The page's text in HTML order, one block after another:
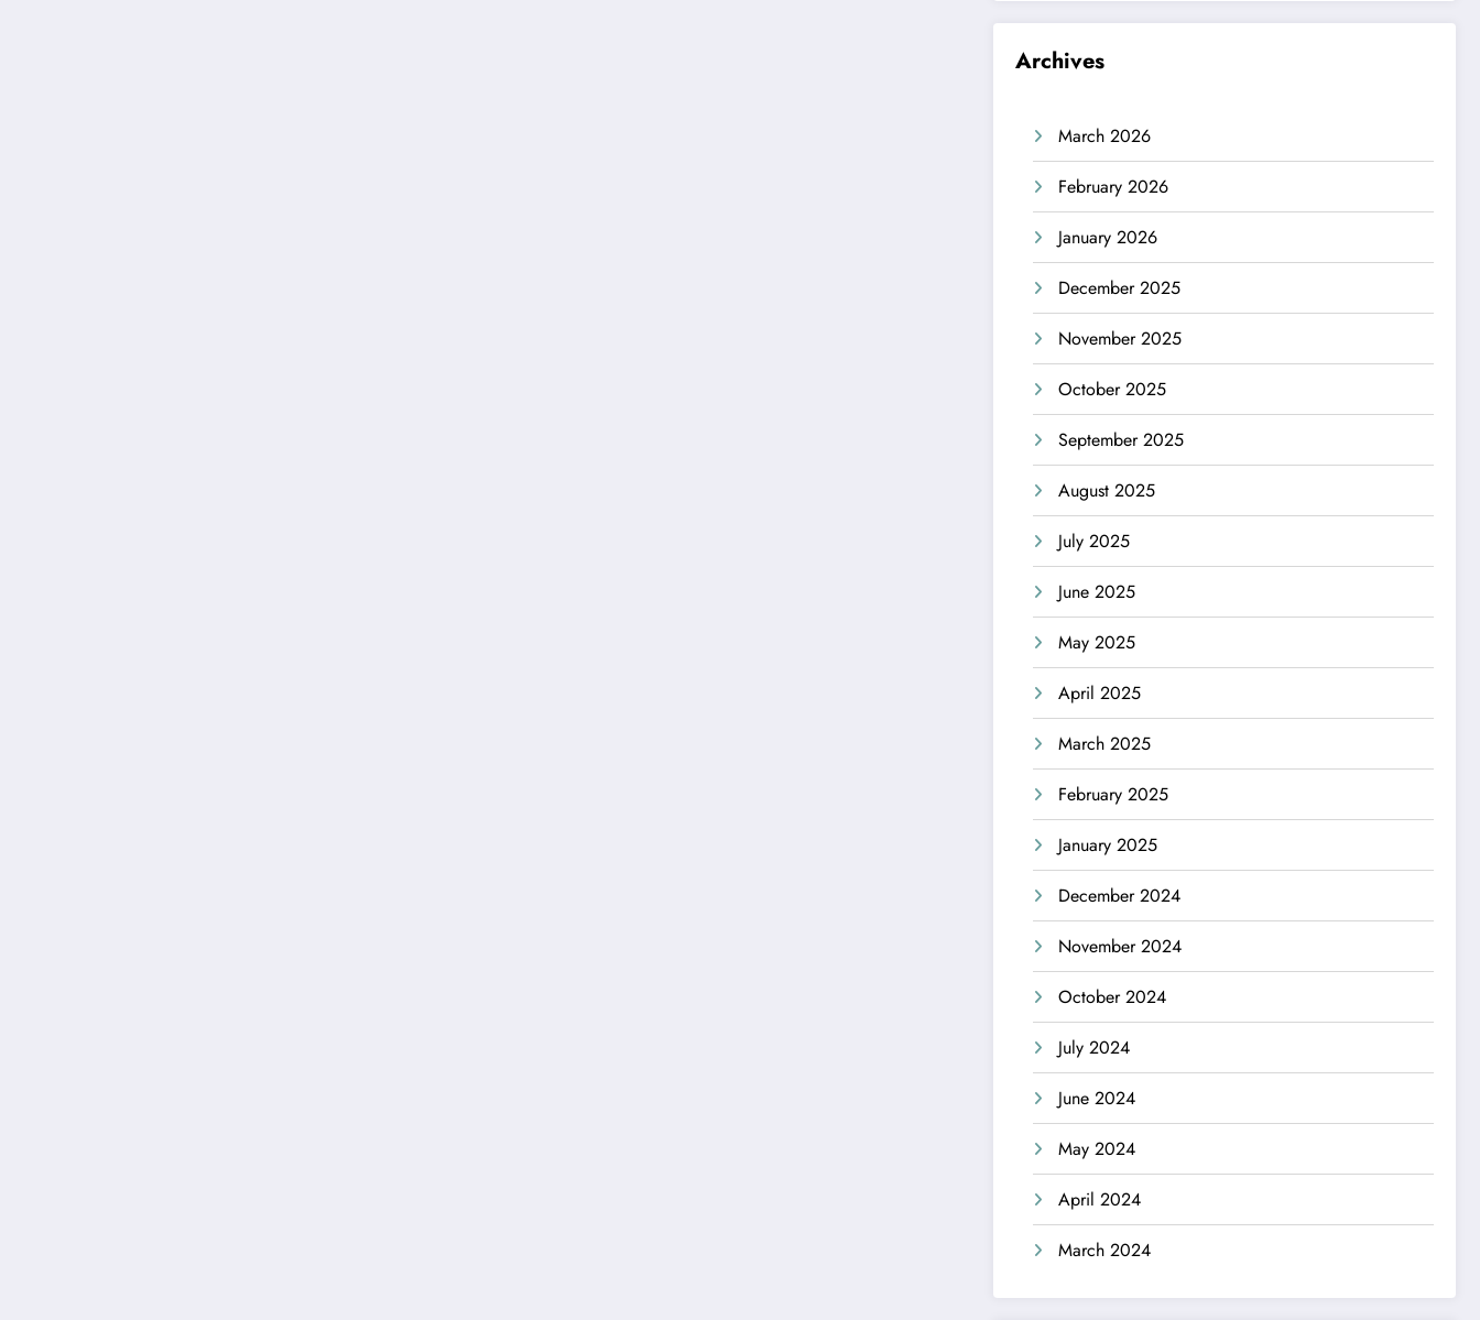
Archives
March 2026
February 2026
January 2026
December 2025
November 2025
October 2025
September 2025
August 2025
July 2025
June 2025
May 2025
April 2025
March 2025
February 2025
January 2025
December 2024
November 2024
October 2024
July 2024
June 2024
May 2024
April 2024
March 2024